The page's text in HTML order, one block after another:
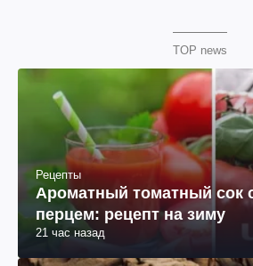
TOP news
Рецепты
Ароматный томатный сок
перцем: рецепт на зиму
21 час назад